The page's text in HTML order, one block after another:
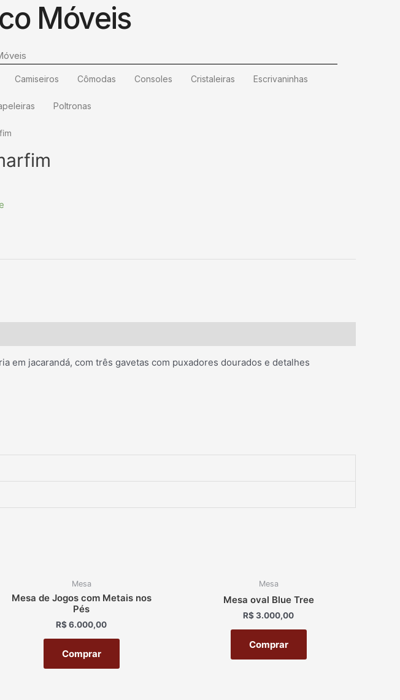
Móveis
Camiseiros Cômodas Consoles Cristaleiras Escrivaninhas
Poltronas
em jacarandá, com três gavetas com puxadores dourados e detalhes
Mesa
Mesa de Jogos com Metais nos
Pés
R$6.000,00
Comprar
Mesa
Mesa oval Blue Tree
R$3.000,00
Comprar